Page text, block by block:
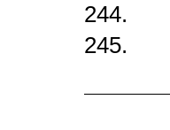
244.
245.